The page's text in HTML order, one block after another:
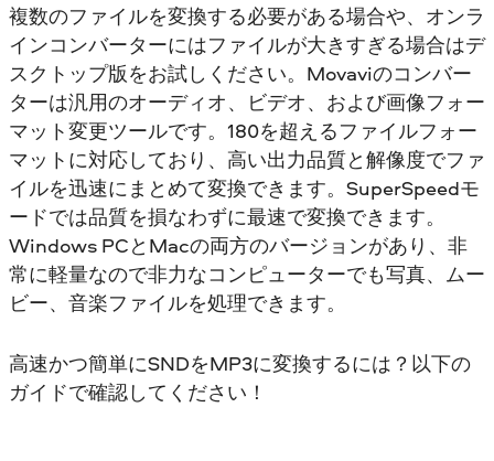
複数のファイルを変換する必要がある場合や、オンラ
インコンバーターにはファイルが大きすぎる場合はデ
スクトップ版をお試しください。Movaviのコンバー
ターは汎用のオーディオ、ビデオ、および画像フォー
マット変更ツールです。180を超えるファイルフォー
マットに対応しており、高い出力品質と解像度でファ
イルを迅速にまとめて変換できます。SuperSpeedモ
ードでは品質を損なわずに最速で変換できます。
Windows PCとMacの両方のバージョンがあり、非
常に軽量なので非力なコンピューターでも写真、ムー
ビー、音楽ファイルを処理できます。
高速かつ簡単にSNDをMP3に変換するには？以下の
ガイドで確認してください！